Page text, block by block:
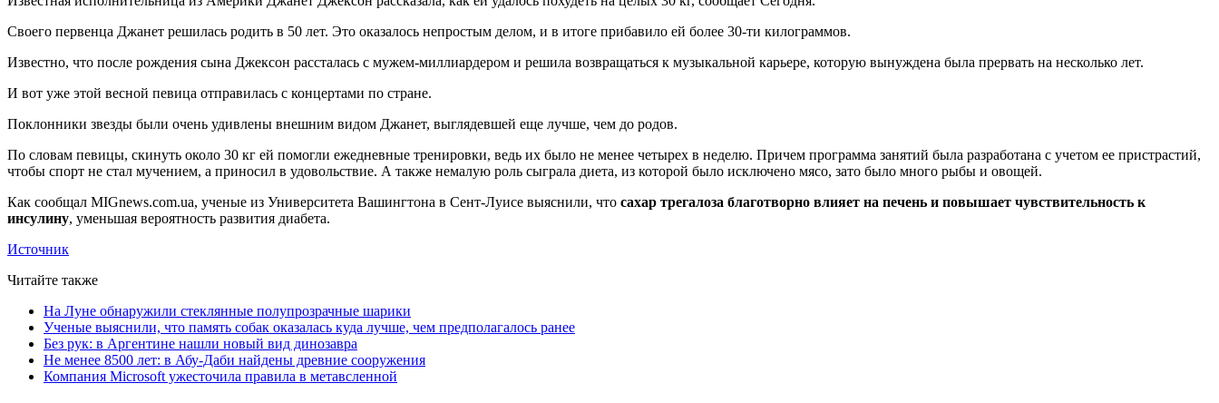
Своего первенца Джанет решилась родить в 50 лет. Это оказалось непростым делом, и в итоге прибавило ей более 30-ти килограммов.
Известно, что после рождения сына Джексон рассталась с мужем-миллиардером и решила возвращаться к музыкальной карьере, которую вынуждена была прервать на несколько лет.
И вот уже этой весной певица отправилась с концертами по стране.
Поклонники звезды были очень удивлены внешним видом Джанет, выглядевшей еще лучше, чем до родов.
По словам певицы, скинуть около 30 кг ей помогли ежедневные тренировки, ведь их было не менее четырех в неделю. Причем программа занятий была разработана с учетом ее пристрастий,
чтобы спорт не стал мучением, а приносил в удовольствие. А также немалую роль сыграла диета, из которой было исключено мясо, зато было много рыбы и овощей.
Как сообщал MIGnews.com.uа, ученые из Университета Вашингтона в Сент-Луисе выяснили, что сахар трегалоза благотворно влияет на печень и повышает чувствительность к
инсулину, уменьшая вероятность развития диабета.
Источник
Читайте также
На Луне обнаружили стеклянные полупрозрачные шарики
Ученые выяснили, что память собак оказалась куда лучше, чем предполагалось ранее
Без рук: в Аргентине нашли новый вид динозавра
Не менее 8500 лет: в Абу-Даби найдены древние сооружения
Компания Microsoft ужесточила правила в метавсленной